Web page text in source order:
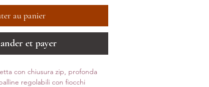
au panier
et payer
con chiusura zip, profonda
regolabili con fiocchi